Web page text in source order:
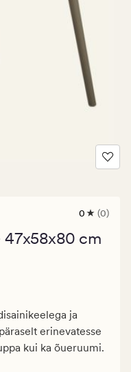
0
keskmise
0 (0)
47x58x80 cm
ja
erinevatesse
kui ka õueruumi.